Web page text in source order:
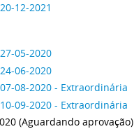
12-2021
05-2020
06-2020
07-08-2020 - Extraordinária
10-09-2020 - Extraordinária
(Aguardando aprovação)